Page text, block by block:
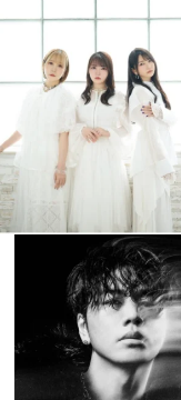
...
8月 4
4 0
musicjapantv
💡8月特番放送決定！
...
8月 4
90 0